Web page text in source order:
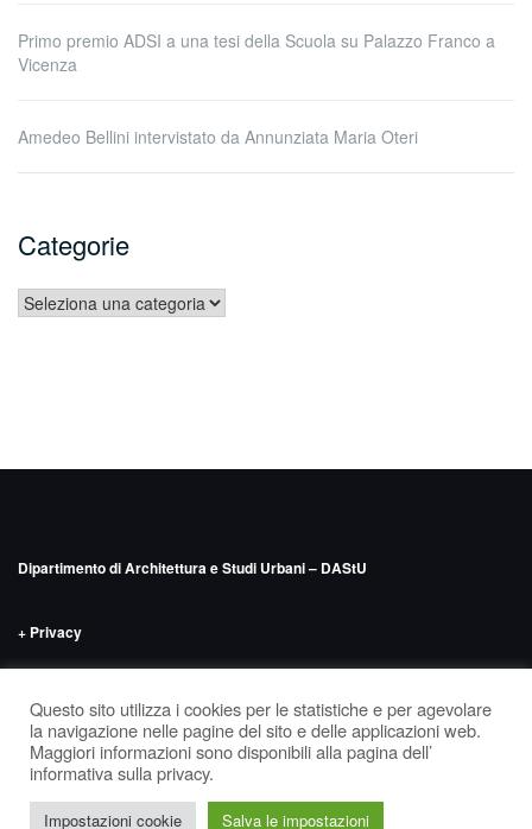
Primo premio ADSI a una tesi della Scuola su Palazzo Franco a
Vicenza
Amedeo Bellini intervistato da Annunziata Maria Oteri
Categorie
Categorie
Dipartimento di Architettura e Studi Urbani – DAStU
+ Privacy
‘Nave’, seminterrato
Questo sito utilizza i cookies per le statistiche e per agevolare
la navigazione nelle pagine del sito e delle applicazioni web.
Maggiori informazioni sono disponibili alla pagina dell’
informativa sulla privacy.
Impostazioni cookie Salva le impostazioni